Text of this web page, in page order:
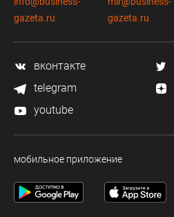
gazeta.ru
gazeta.ru
вконтакте
telegram
youtube
мобильное приложение